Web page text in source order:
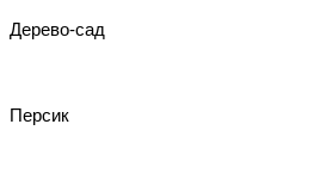
Дерево-сад
Персик